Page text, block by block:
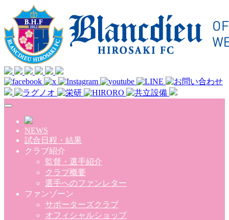
Skip to main content
NEWS
試合日程・結果
クラブ紹介
監督・選手紹介
クラブ概要
選手へのファンレター
ファンゾーン
サポーターズクラブ
オフィシャルショップ